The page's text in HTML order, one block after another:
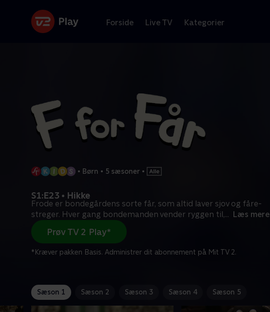
Forside Live TV Kategorier
• Børn • 5 sæsoner •
S1:E23 • Hikke
Frode er bondegårdens sorte får, som altid laver sjov og fåre-
streger. Hver gang bondemanden vender ryggen til,... Læs mere
Prøv TV 2 Play*
*Kræver pakken Basis. Administrer dit abonnement på Mit TV 2.
Sæson 1 Sæson 2 Sæson 3 Sæson 4 Sæson 5